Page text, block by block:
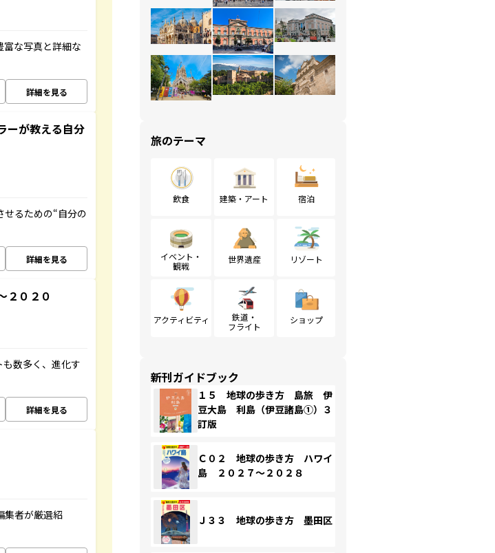
な写真と詳細な
詳細を見る
ーが教える自分
るための“自分の
詳細を見る
０２０
数多く、進化す
詳細を見る
集者が厳選紹
旅のテーマ
飲食 建築・アート 宿泊
イベント・
観戦
世界遺産 リゾート
アクティビティ
鉄道・
フライト
ショップ
新刊ガイドブック
１５ 地球の歩き方 島旅 伊
豆大島 利島（伊豆諸島①）３
訂版
Ｃ０２ 地球の歩き方 ハワイ
島 ２０２７～２０２８
Ｊ３３ 地球の歩き方 墨田区